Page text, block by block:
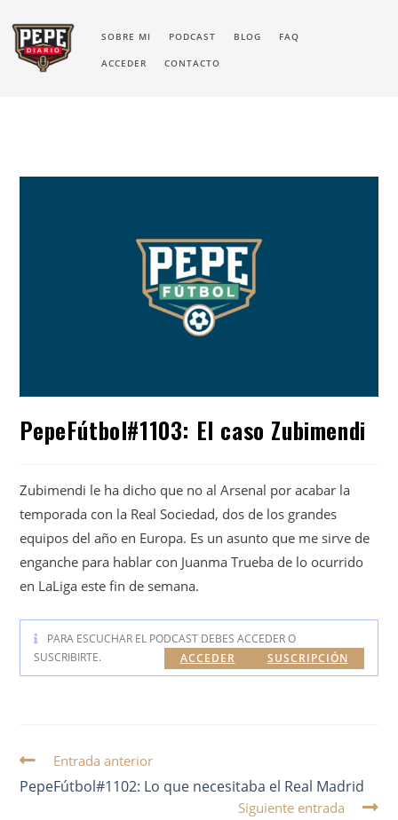
SOBRE MI PODCAST BLOG FAQ
ACCEDER CONTACTO
PepeFútbol#1103: El caso Zubimendi
Zubimendi le ha dicho que no al Arsenal por acabar la
temporada con la Real Sociedad, dos de los grandes
equipos del año en Europa. Es un asunto que me sirve de
enganche para hablar con Juanma Trueba de lo ocurrido
en LaLiga este fin de semana.
PARA ESCUCHAR EL PODCAST DEBES ACCEDER O
SUSCRIBIRTE.
SUSCRIPCIÓN
ACCEDER
Entrada anterior
PepeFútbol#1102: Lo que necesitaba el Real Madrid
Siguiente entrada